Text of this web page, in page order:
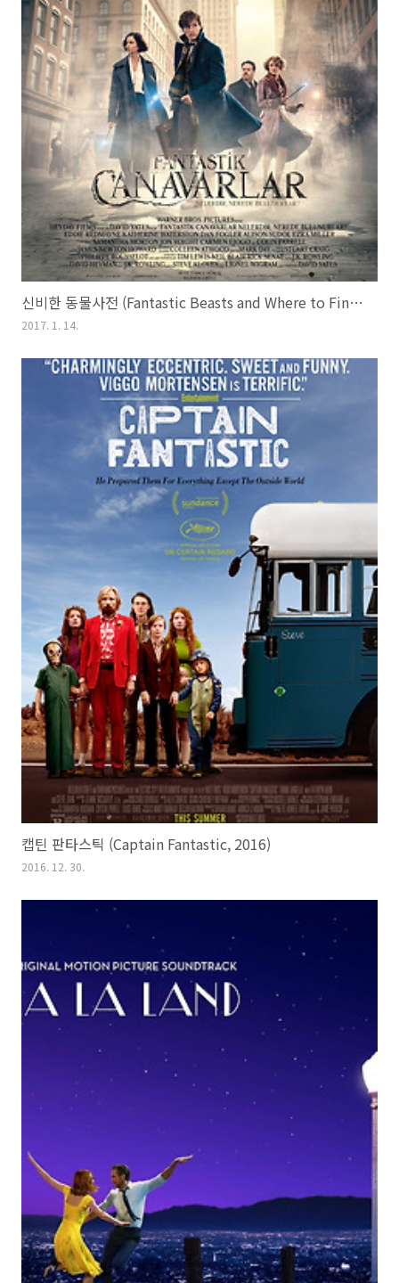
신비한 동물사전 (Fantastic Beasts and Where to Find Them, 2016)
2017. 1. 14.
캡틴 판타스틱 (Captain Fantastic, 2016)
2016. 12. 30.